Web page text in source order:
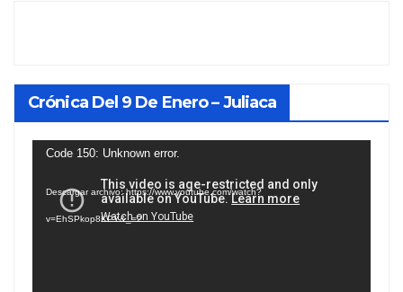
Crónica Del 9 De Enero – Juliaca
Reproductor
vídeo
Code 150: Unknown error.
Descargar archivo: https://www.youtube.com/watch?
v=EhSPkop8KPY&_=2